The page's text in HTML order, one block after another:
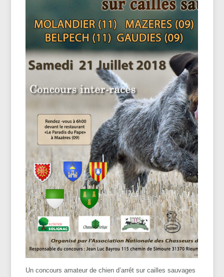
Un concours amateur de chien d’arrêt sur cailles sauvages